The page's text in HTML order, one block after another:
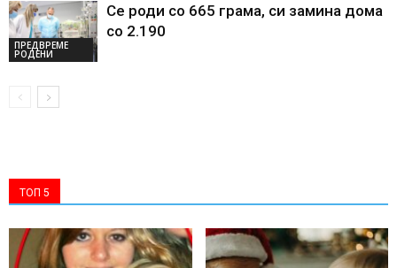
ПРЕДВРЕМЕ
РОДЕНИ
Се роди со 665 грама, си замина дома
со 2.190
ТОП 5